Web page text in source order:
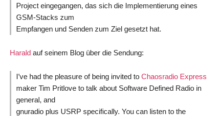
Project eingegangen, das sich die Implementierung eines
GSM-Stacks zum
Empfangen und Senden zum Ziel gesetzt hat.
Harald auf seinem Blog über die Sendung:
I’ve had the pleasure of being invited to Chaosradio Express
maker Tim Pritlove to talk about Software Defined Radio in
general, and
gnuradio plus USRP specifically. You can listen to the